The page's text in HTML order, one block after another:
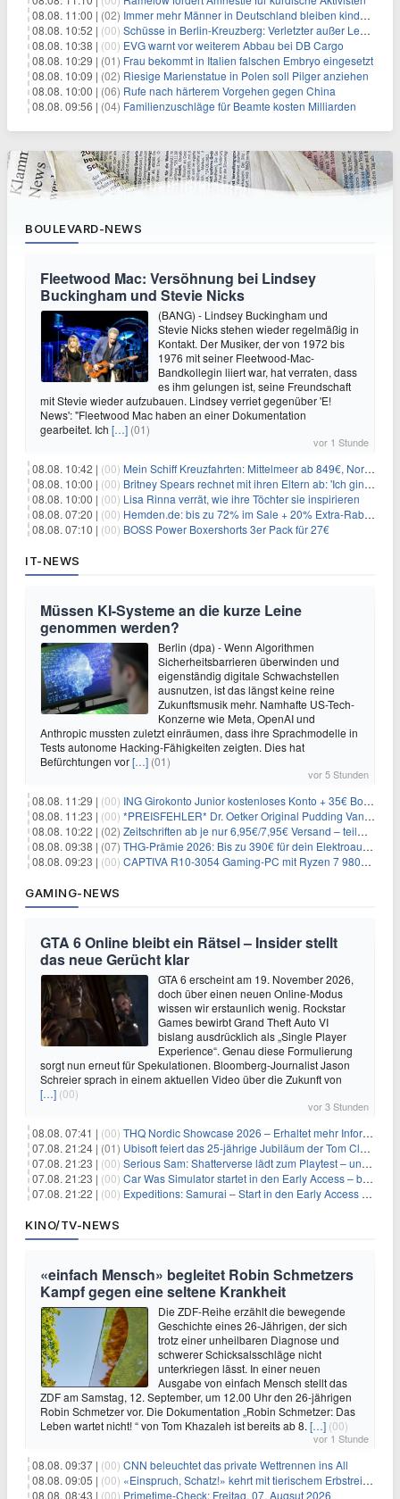
08.08. 11:00 | (02) Immer mehr Männer in Deutschland bleiben kinderlos
08.08. 10:52 | (00) Schüsse in Berlin-Kreuzberg: Verletzter außer Lebensgefahr
08.08. 10:38 | (00) EVG warnt vor weiterem Abbau bei DB Cargo
08.08. 10:29 | (01) Frau bekommt in Italien falschen Embryo eingesetzt
08.08. 10:09 | (02) Riesige Marienstatue in Polen soll Pilger anziehen
08.08. 10:00 | (06) Rufe nach härterem Vorgehen gegen China
08.08. 09:56 | (04) Familienzuschläge für Beamte kosten Milliarden
BOULEVARD-NEWS
Fleetwood Mac: Versöhnung bei Lindsey
Buckingham und Stevie Nicks
(BANG) - Lindsey Buckingham und
Stevie Nicks stehen wieder regelmäßig in
Kontakt. Der Musiker, der von 1972 bis
1976 mit seiner Fleetwood-Mac-
Bandkollegin liiert war, hat verraten, dass
es ihm gelungen ist, seine Freundschaft
mit Stevie wieder aufzubauen. Lindsey verriet gegenüber 'E!
News': "Fleetwood Mac haben an einer Dokumentation
gearbeitet. Ich […] (01)
vor 1 Stunde
08.08. 10:42 | (00) Mein Schiff Kreuzfahrten: Mittelmeer ab 849€, Norwegen ab 999€ p.P.
08.08. 10:00 | (00) Britney Spears rechnet mit ihren Eltern ab: 'Ich ging zwei Monate lang auf die Knie und weinte'
08.08. 10:00 | (00) Lisa Rinna verrät, wie ihre Töchter sie inspirieren
08.08. 07:20 | (00) Hemden.de: bis zu 72% im Sale + 20% Extra-Rabatt dank Gutschein
08.08. 07:10 | (00) BOSS Power Boxershorts 3er Pack für 27€
IT-NEWS
Müssen KI-Systeme an die kurze Leine
genommen werden?
Berlin (dpa) - Wenn Algorithmen
Sicherheitsbarrieren überwinden und
eigenständig digitale Schwachstellen
ausnutzen, ist das längst keine reine
Zukunftsmusik mehr. Namhafte US-Tech-
Konzerne wie Meta, OpenAI und
Anthropic mussten zuletzt einräumen, dass ihre Sprachmodelle in
Tests autonome Hacking-Fähigkeiten zeigten. Dies hat
Befürchtungen vor[…] (01)
vor 5 Stunden
08.08. 11:29 | (00) ING Girokonto Junior kostenloses Konto + 35€ Bonus
08.08. 11:23 | (00) *PREISFEHLER* Dr. Oetker Original Pudding Vanille 22er-Pack für 2,97€
08.08. 10:22 | (02) Zeitschriften ab je nur 6,95€/7,95€ Versand – teilweise selbstkündigend!
08.08. 09:38 | (07) THG-Prämie 2026: Bis zu 390€ für dein Elektroauto mit geld-fuer-eAuto.de
08.08. 09:23 | (00) CAPTIVA R10-3054 Gaming-PC mit Ryzen 7 9800X3D und RTX 5080 für 2.599€
GAMING-NEWS
GTA 6 Online bleibt ein Rätsel – Insider stellt
das neue Gerücht klar
GTA 6 erscheint am 19. November 2026,
doch über einen neuen Online-Modus
wissen wir erstaunlich wenig. Rockstar
Games bewirbt Grand Theft Auto VI
bislang ausdrücklich als „Single Player
Experience“. Genau diese Formulierung
sorgt nun erneut für Spekulationen. Bloomberg-Journalist Jason
Schreier sprach in einem aktuellen Video über die Zukunft von
[…] (00)
vor 3 Stunden
08.08. 07:41 | (00) THQ Nordic Showcase 2026 – Erhaltet mehr Informationen
07.08. 21:24 | (01) Ubisoft feiert das 25-jährige Jubiläum der Tom Clancy’s Ghost Recon-Reihe
07.08. 21:23 | (00) Serious Sam: Shatterverse lädt zum Playtest – und erscheint schon bald!
07.08. 21:23 | (00) Car Was Simulator startet in den Early Access – bald gehts los!
07.08. 21:22 | (00) Expeditions: Samurai – Start in den Early Access ab heute im feudalen Japan
KINO/TV-NEWS
«einfach Mensch» begleitet Robin Schmetzers
Kampf gegen eine seltene Krankheit
Die ZDF-Reihe erzählt die bewegende
Geschichte eines 26-Jährigen, der sich
trotz einer unheilbaren Diagnose und
schwerer Schicksalsschläge nicht
unterkriegen lässt. In einer neuen
Ausgabe von einfach Mensch stellt das
ZDF am Samstag, 12. September, um 12.00 Uhr den 26-jährigen
Robin Schmetzer vor. Die Dokumentation „Robin Schmetzer: Das
Leben wartet nicht! “ von Tom Khazaleh ist bereits ab 8. […] (00)
vor 1 Stunde
08.08. 09:37 | (00) CNN beleuchtet das private Wettrennen ins All
08.08. 09:05 | (00) «Einspruch, Schatz!» kehrt mit tierischem Erbstreit zurück
08.08. 08:43 | (00) Primetime-Check: Freitag, 07. Augsut 2026